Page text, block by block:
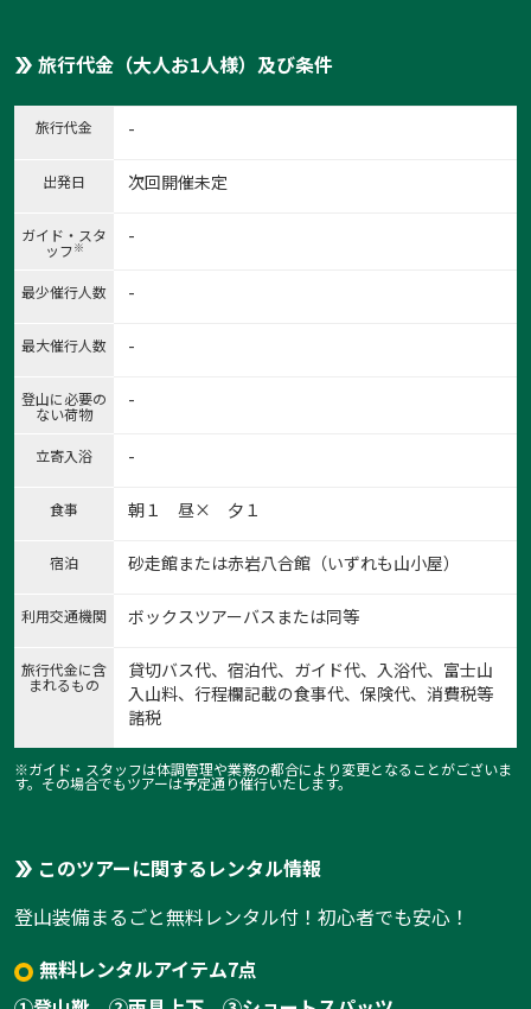
旅行代金（大人お1人様）及び条件
旅行代金 -
出発日 次回開催未定
ガイド・スタ
ッフ※ -
最少催行人数 -
最大催行人数 -
登山に必要の
ない荷物
-
立寄入浴 -
食事 朝１ 昼× 夕１
宿泊 砂走館または赤岩八合館（いずれも山小屋）
利用交通機関 ボックスツアーバスまたは同等
旅行代金に含
まれるもの
貸切バス代、宿泊代、ガイド代、入浴代、富士山
入山料、行程欄記載の食事代、保険代、消費税等
諸税
※ガイド・スタッフは体調管理や業務の都合により変更となることがございま
す。その場合でもツアーは予定通り催行いたします。
このツアーに関するレンタル情報
登山装備まるごと無料レンタル付！初心者でも安心！
無料レンタルアイテム7点